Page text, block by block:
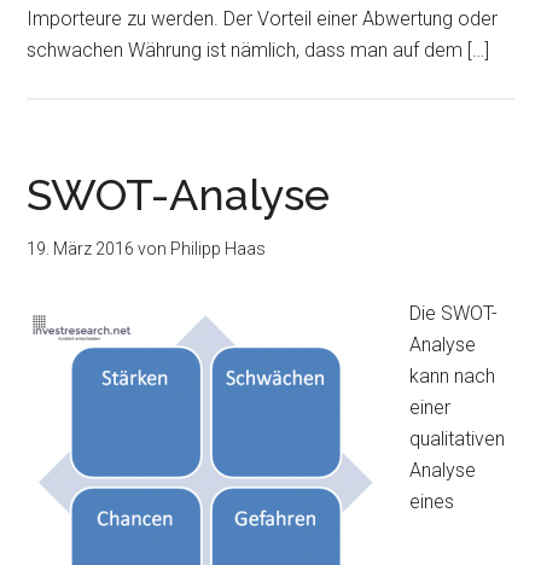
Importeure zu werden. Der Vorteil einer Abwertung oder
schwachen Währung ist nämlich, dass man auf dem […]
SWOT-Analyse
19. März 2016 von Philipp Haas
Die SWOT-
Analyse
kann nach
einer
qualitativen
Analyse
eines